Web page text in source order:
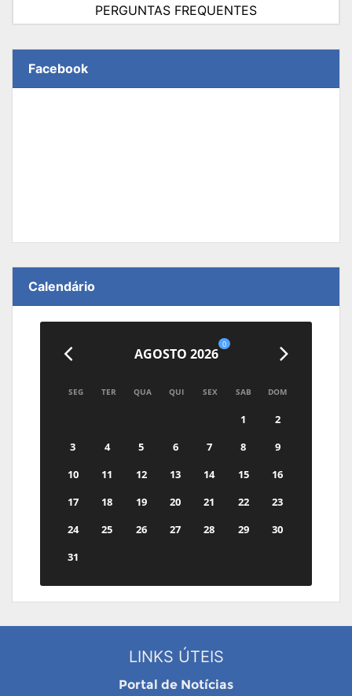
PERGUNTAS FREQUENTES
Facebook
Calendário
AGOSTO 2026
0
SEG TER QUA QUI SEX SAB DOM
1
2
3
4 5 6 7 8
9
10
11 12 13 14 15
16
17
18 19 20 21 22
23
24
25 26 27 28 29
30
31
LINKS ÚTEIS
Portal de Notícias